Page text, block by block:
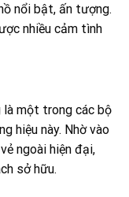
nổi bật, ấn tượng.
nhiều cảm tình
là một trong các bộ
hiệu này. Nhờ vào
ngoài hiện đại,
sở hữu.